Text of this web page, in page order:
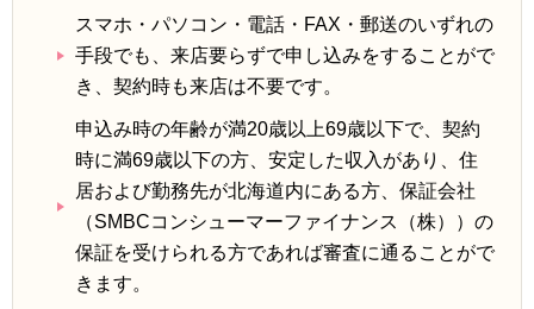
スマホ・パソコン・電話・FAX・郵送のいずれの
手段でも、来店要らずで申し込みをすることがで
き、契約時も来店は不要です。
申込み時の年齢が満20歳以上69歳以下で、契約
時に満69歳以下の方、安定した収入があり、住
居および勤務先が北海道内にある方、保証会社
（SMBCコンシューマーファイナンス（株））の
保証を受けられる方であれば審査に通ることがで
きます。